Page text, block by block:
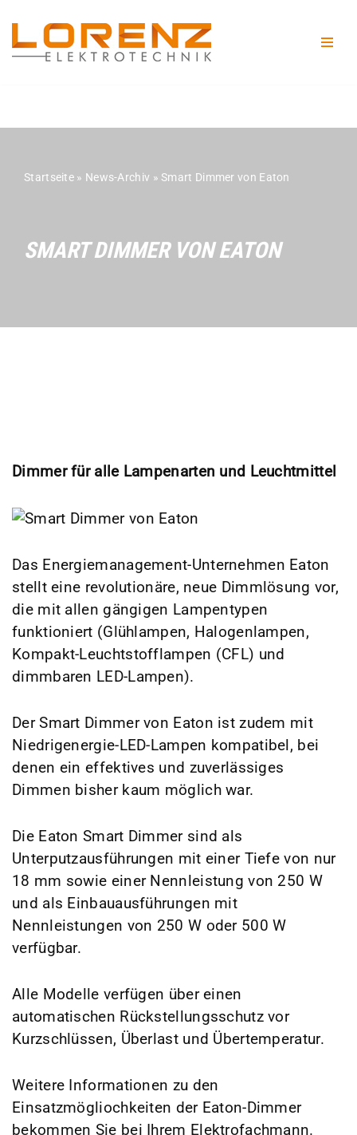
Zum
Inhalt
Startseite » News-Archiv » Smart Dimmer von Eaton
SMART DIMMER VON EATON
Dimmer für alle Lampenarten und Leuchtmittel
Das Energiemanagement-Unternehmen Eaton
stellt eine revolutionäre, neue Dimmlösung vor,
die mit allen gängigen Lampentypen
funktioniert (Glühlampen, Halogenlampen,
Kompakt-Leuchtstofflampen (CFL) und
dimmbaren LED-Lampen).
Der Smart Dimmer von Eaton ist zudem mit
Niedrigenergie-LED-Lampen kompatibel, bei
denen ein effektives und zuverlässiges
Dimmen bisher kaum möglich war.
Die Eaton Smart Dimmer sind als
Unterputzausführungen mit einer Tiefe von nur
18 mm sowie einer Nennleistung von 250 W
und als Einbauausführungen mit
Nennleistungen von 250 W oder 500 W
verfügbar.
Alle Modelle verfügen über einen
automatischen Rückstellungsschutz vor
Kurzschlüssen, Überlast und Übertemperatur.
Weitere Informationen zu den
Einsatzmögliochkeiten der Eaton-Dimmer
bekommen Sie bei Ihrem Elektrofachmann.